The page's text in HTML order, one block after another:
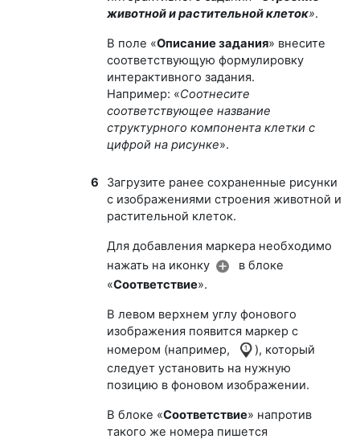
животной и растительной клеток».
В поле «Описание задания» внесите
соответствующую формулировку
интерактивного задания.
Например: «Соотнесите
соответствующее название
структурного компонента клетки с
цифрой на рисунке».
6
Загрузите ранее сохраненные рисунки
с изображениями строения животной и
растительной клеток.
Для добавления маркера необходимо
нажать на иконку
в блоке
«Соответствие».
В левом верхнем углу фонового
изображения появится маркер с
номером (например,
), который
следует установить на нужную
позицию в фоновом изображении.
В блоке «Соответствие» напротив
такого же номера пишется